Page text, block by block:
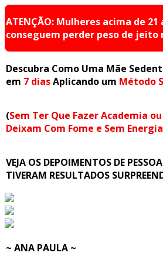
ATENÇÃO: Mulheres acima de 21
conseguem perder peso de jeito
Descubra Como Uma Mãe
em 7 diasAplicando um Método
(Sem Ter Que Fazer Academia
Deixam Com Fome e Sem
VEJA OS DEPOIMENTOS DE
TIVERAM RESULTADOS
~ ANA PAULA ~